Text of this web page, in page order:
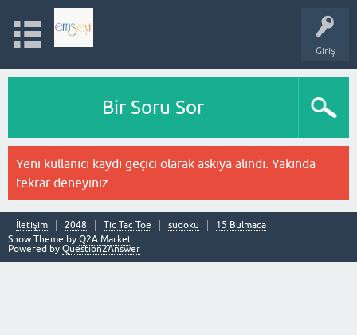
Giriş
Bir Soru Sor
Yeni kullanıcı kaydı geçici olarak askıya alındı. Yakında
tekrar deneyiniz.
İletişim 2048 Tic Tac Toe sudoku
15 Bulmaca
Snow Theme by Q2A Market
Powered by Question2Answer